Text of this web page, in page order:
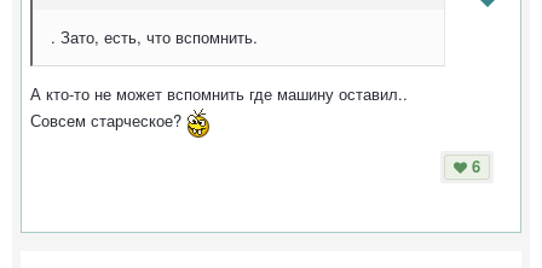
. Зато, есть, что вспомнить.
А кто-то не может вспомнить где машину оставил..
Совсем старческое?
6